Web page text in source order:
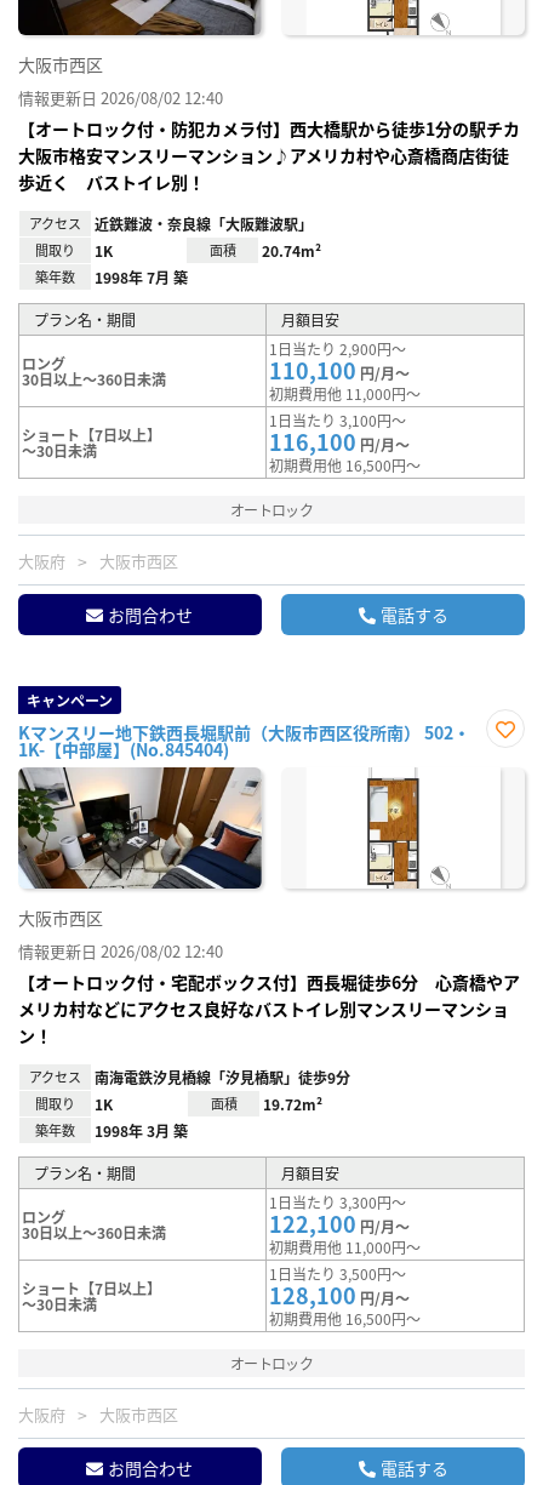
大阪市西区
情報更新日 2026/08/02 12:40
【オートロック付・防犯カメラ付】西大橋駅から徒歩1分の駅チカ
大阪市格安マンスリーマンション♪アメリカ村や心斎橋商店街徒
歩近く バストイレ別！
アクセス 近鉄難波・奈良線「大阪難波駅」
間取り 1K 面積 20.74m²
築年数 1998年 7月 築
プラン名・期間 月額目安
ロング
30日以上～360日未満
1日当たり 2,900円～
110,100 円/月～
初期費用他 11,000円～
ショート【7日以上】
～30日未満
1日当たり 3,100円～
116,100 円/月～
初期費用他 16,500円～
オートロック
大阪府 大阪市西区
お問合わせ 電話する
キャンペーン
Kマンスリー地下鉄西長堀駅前（大阪市西区役所南） 502・
1K-【中部屋】(No.845404)
に入
大阪市西区
情報更新日 2026/08/02 12:40
【オートロック付・宅配ボックス付】西長堀徒歩6分 心斎橋やア
メリカ村などにアクセス良好なバストイレ別マンスリーマンショ
ン！
アクセス 南海電鉄汐見橋線「汐見橋駅」徒歩9分
間取り 1K 面積 19.72m²
築年数 1998年 3月 築
プラン名・期間 月額目安
ロング
30日以上～360日未満
1日当たり 3,300円～
122,100 円/月～
初期費用他 11,000円～
ショート【7日以上】
～30日未満
1日当たり 3,500円～
128,100 円/月～
初期費用他 16,500円～
オートロック
大阪府 大阪市西区
お問合わせ 電話する